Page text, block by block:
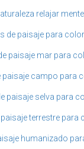
relajar
de paisaje para
paisaje mar para
paisaje campo para
paisaje selva para
terrestre para
humanizado